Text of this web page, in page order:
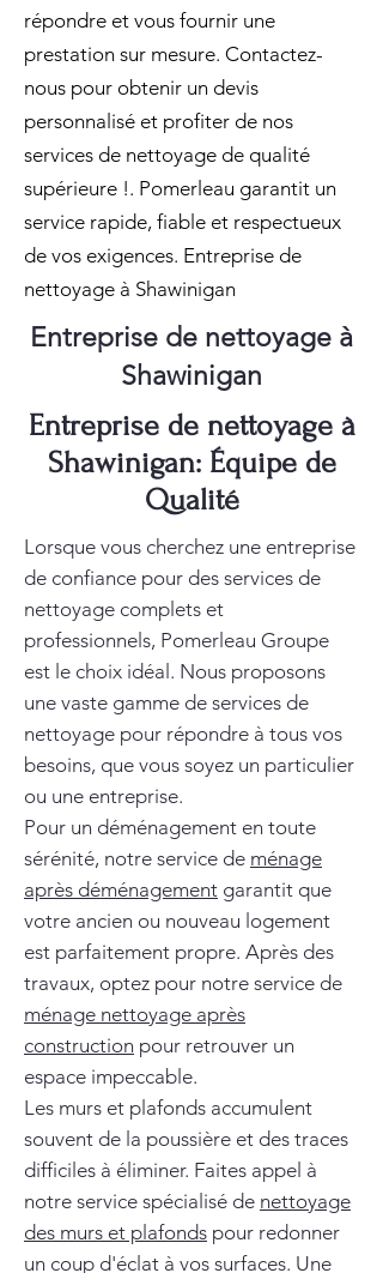
répondre et vous fournir une
prestation sur mesure. Contactez-
nous pour obtenir un devis
personnalisé et profiter de nos
services de nettoyage de qualité
supérieure !. Pomerleau garantit un
service rapide, fiable et respectueux
de vos exigences. Entreprise de
nettoyage à Shawinigan
Entreprise de nettoyage à
Shawinigan
Entreprise de nettoyage à
Shawinigan: Équipe de
Qualité
Lorsque vous cherchez une entreprise
de confiance pour des services de
nettoyage complets et
professionnels, Pomerleau Groupe
est le choix idéal. Nous proposons
une vaste gamme de services de
nettoyage pour répondre à tous vos
besoins, que vous soyez un particulier
ou une entreprise.
Pour un déménagement en toute
sérénité, notre service de ménage
après déménagement garantit que
votre ancien ou nouveau logement
est parfaitement propre. Après des
travaux, optez pour notre service de
ménage nettoyage après
construction pour retrouver un
espace impeccable.
Les murs et plafonds accumulent
souvent de la poussière et des traces
difficiles à éliminer. Faites appel à
notre service spécialisé de nettoyage
des murs et plafonds pour redonner
un coup d'éclat à vos surfaces. Une